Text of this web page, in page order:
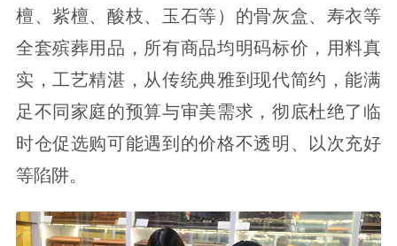
檀、紫檀、酸枝、玉石等）的骨灰盒、寿衣等
全套殡葬用品，所有商品均明码标价，用料真
实，工艺精湛，从传统典雅到现代简约，能满
足不同家庭的预算与审美需求，彻底杜绝了临
时仓促选购可能遇到的价格不透明、以次充好
等陷阱。